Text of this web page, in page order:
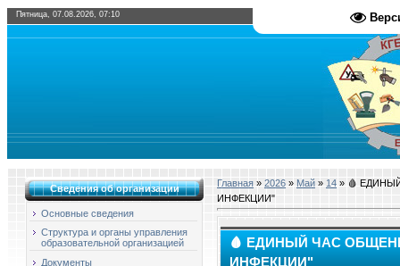
Пятница, 07.08.2026, 07:10
Сведения об организации
Основные сведения
Структура и органы управления
образовательной организацией
Документы
Главная » 2026 » Май » 14 » 🩸
ИНФЕКЦИИ"
🩸 ЕДИНЫЙ ЧАС
ИНФЕКЦИИ"